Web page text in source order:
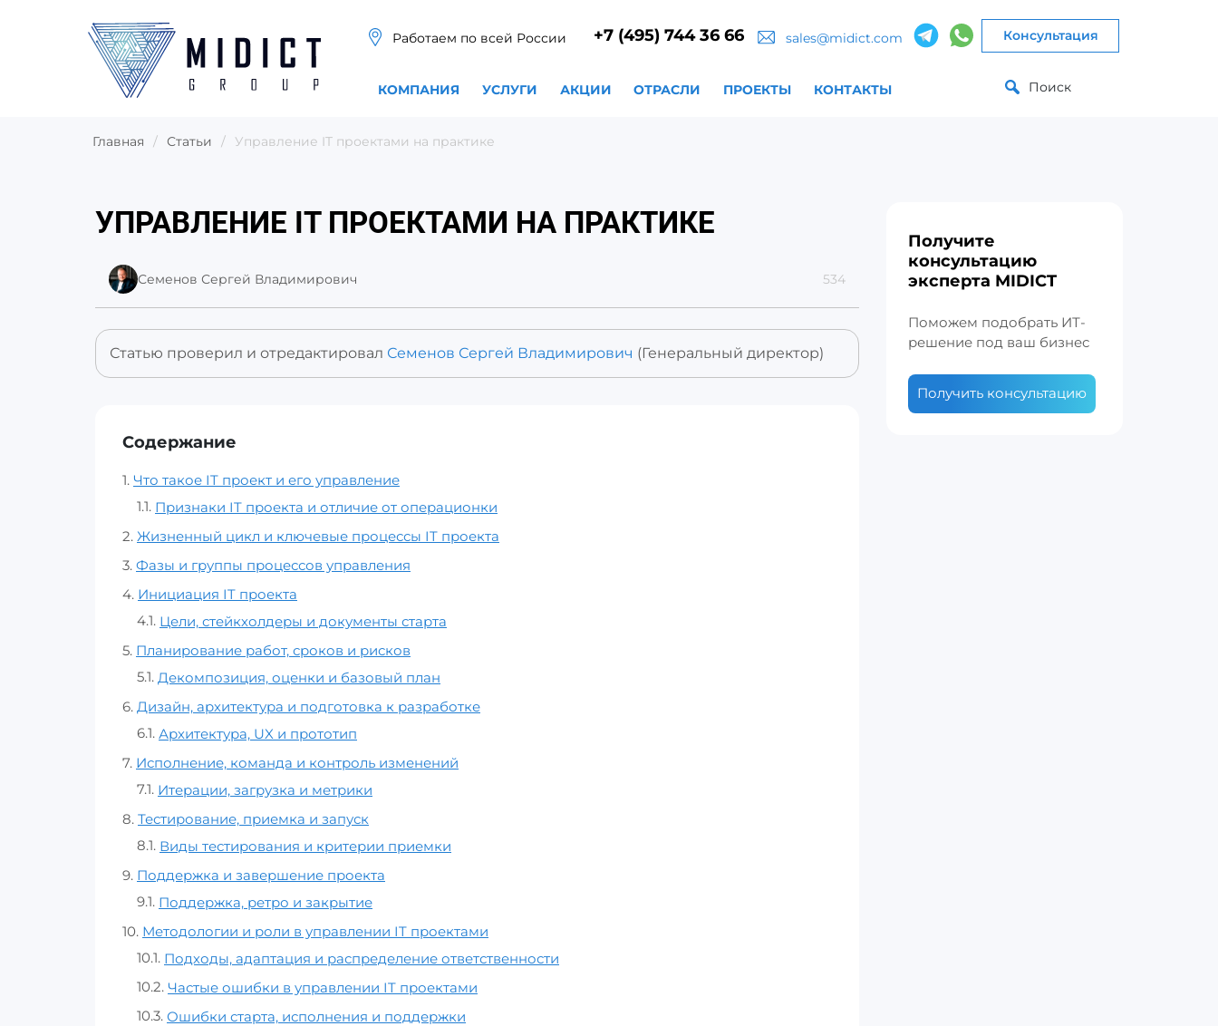
Работаем по всей России +7 (495) 744 36 66 sales@midict.com Консультация
КОМПАНИЯ УСЛУГИ АКЦИИ ОТРАСЛИ ПРОЕКТЫ КОНТАКТЫ Поиск
Главная / Статьи / Управление IT проектами на практике
УПРАВЛЕНИЕ IT ПРОЕКТАМИ НА ПРАКТИКЕ
Семенов Сергей Владимирович 534
Статью проверил и отредактировал Семенов Сергей Владимирович (Генеральный директор)
Содержание
Что такое IT проект и его управление
Признаки IT проекта и отличие от операционки
Жизненный цикл и ключевые процессы IT проекта
Фазы и группы процессов управления
Инициация IT проекта
Цели, стейкхолдеры и документы старта
Планирование работ, сроков и рисков
Декомпозиция, оценки и базовый план
Дизайн, архитектура и подготовка к разработке
Архитектура, UX и прототип
Исполнение, команда и контроль изменений
Итерации, загрузка и метрики
Тестирование, приемка и запуск
Виды тестирования и критерии приемки
Поддержка и завершение проекта
Поддержка, ретро и закрытие
Методологии и роли в управлении IT проектами
Подходы, адаптация и распределение ответственности
Частые ошибки в управлении IT проектами
Ошибки старта, исполнения и поддержки
Получите
консультацию
эксперта MIDICT
Поможем подобрать ИТ-
решение под ваш бизнес
Получить консультацию